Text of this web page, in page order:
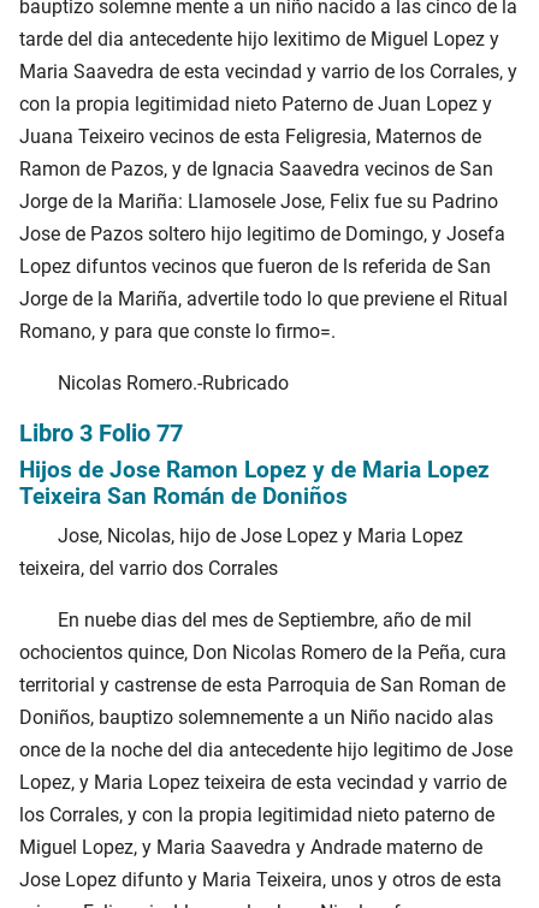
bauptizo solemne mente a un niño nacido a las cinco de la
tarde del dia antecedente hijo lexitimo de Miguel Lopez y
Maria Saavedra de esta vecindad y varrio de los Corrales, y
con la propia legitimidad nieto Paterno de Juan Lopez y
Juana Teixeiro vecinos de esta Feligresia, Maternos de
Ramon de Pazos, y de Ignacia Saavedra vecinos de San
Jorge de la Mariña: Llamosele Jose, Felix fue su Padrino
Jose de Pazos soltero hijo legitimo de Domingo, y Josefa
Lopez difuntos vecinos que fueron de ls referida de San
Jorge de la Mariña, advertile todo lo que previene el Ritual
Romano, y para que conste lo firmo=.
Nicolas Romero.-Rubricado
Libro 3 Folio 77
Hijos de Jose Ramon Lopez y de Maria Lopez
Teixeira San Román de Doniños
Jose, Nicolas, hijo de Jose Lopez y Maria Lopez
teixeira, del varrio dos Corrales
En nuebe dias del mes de Septiembre, año de mil
ochocientos quince, Don Nicolas Romero de la Peña, cura
territorial y castrense de esta Parroquia de San Roman de
Doniños, bauptizo solemnemente a un Niño nacido alas
once de la noche del dia antecedente hijo legitimo de Jose
Lopez, y Maria Lopez teixeira de esta vecindad y varrio de
los Corrales, y con la propia legitimidad nieto paterno de
Miguel Lopez, y Maria Saavedra y Andrade materno de
Jose Lopez difunto y Maria Teixeira, unos y otros de esta